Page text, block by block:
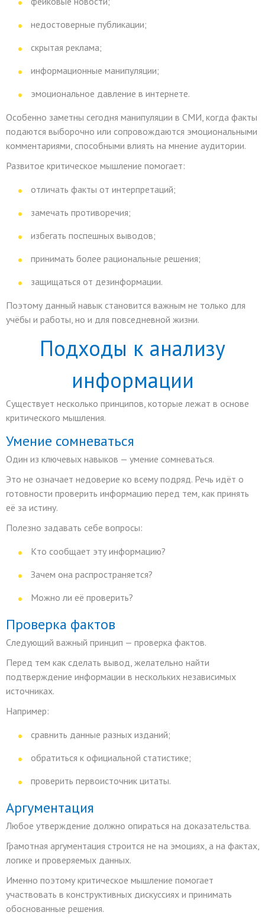
недостоверные публикации;
скрытая реклама;
информационные манипуляции;
эмоциональное давление в интернете.
Особенно заметны сегодня манипуляции в СМИ, когда факты
подаются выборочно или сопровождаются эмоциональными
комментариями, способными влиять на мнение аудитории.
Развитое критическое мышление помогает:
отличать факты от интерпретаций;
замечать противоречия;
избегать поспешных выводов;
принимать более рациональные решения;
защищаться от дезинформации.
Поэтому данный навык становится важным не только для
учёбы и работы, но и для повседневной жизни.
Подходы к анализу
информации
Существует несколько принципов, которые лежат в основе
критического мышления.
Умение сомневаться
Один из ключевых навыков — умение сомневаться.
Это не означает недоверие ко всему подряд. Речь идёт о
готовности проверить информацию перед тем, как принять
её за истину.
Полезно задавать себе вопросы:
Кто сообщает эту информацию?
Зачем она распространяется?
Можно ли её проверить?
Проверка фактов
Следующий важный принцип — проверка фактов.
Перед тем как сделать вывод, желательно найти
подтверждение информации в нескольких независимых
источниках.
Например:
сравнить данные разных изданий;
обратиться к официальной статистике;
проверить первоисточник цитаты.
Аргументация
Любое утверждение должно опираться на доказательства.
Грамотная аргументация строится не на эмоциях, а на фактах,
логике и проверяемых данных.
Именно поэтому критическое мышление помогает
участвовать в конструктивных дискуссиях и принимать
обоснованные решения.